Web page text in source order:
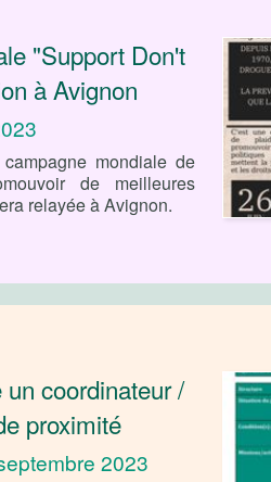
"Support Don't
à Avignon
mondiale de
de meilleures
relayée à Avignon.
coordinateur /
proximité
2023